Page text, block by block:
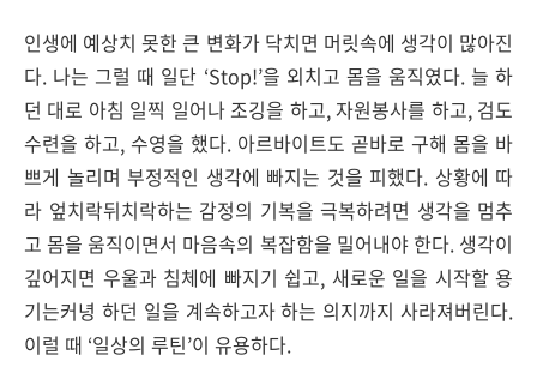
인생에 예상치 못한 큰 변화가 닥치면 머릿속에 생각이 많아진
다. 나는 그럴 때 일단 ‘Stop!’을 외치고 몸을 움직였다. 늘 하
던 대로 아침 일찍 일어나 조깅을 하고, 자원봉사를 하고, 검도
수련을 하고, 수영을 했다. 아르바이트도 곧바로 구해 몸을 바
쁘게 놀리며 부정적인 생각에 빠지는 것을 피했다. 상황에 따
라 엎치락뒤치락하는 감정의 기복을 극복하려면 생각을 멈추
고 몸을 움직이면서 마음속의 복잡함을 밀어내야 한다. 생각이
깊어지면 우울과 침체에 빠지기 쉽고, 새로운 일을 시작할 용
기는커녕 하던 일을 계속하고자 하는 의지까지 사라져버린다.
이럴 때 ‘일상의 루틴’이 유용하다.